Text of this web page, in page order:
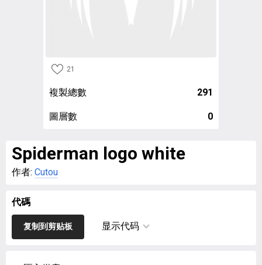
21
複製總數 291
圖層數 0
Spiderman logo white
作者: Cutou
代碼
复制到剪贴板 显示代码